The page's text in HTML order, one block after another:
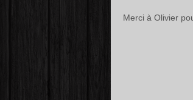
Merci à Olivier